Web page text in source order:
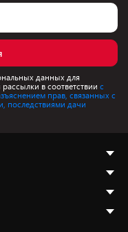
данных для
в соответствии с
прав, связанных с
последствиями дачи